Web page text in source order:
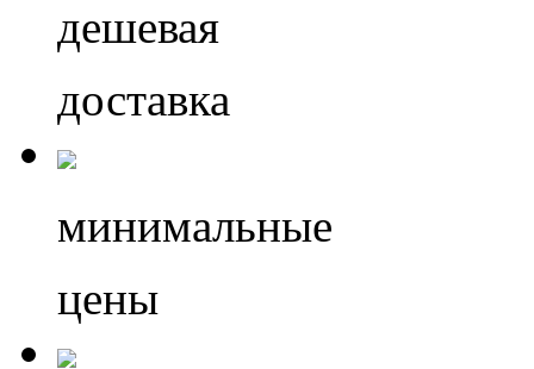
дешевая
доставка
минимальные
цены